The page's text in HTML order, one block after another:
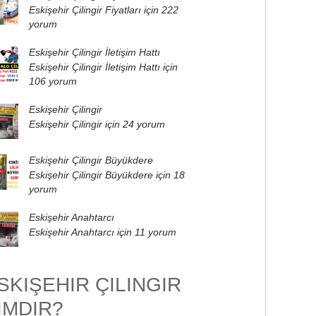
Eskişehir Çilingir Fiyatları için 222
yorum
Eskişehir Çilingir İletişim Hattı
Eskişehir Çilingir İletişim Hattı için
106 yorum
Eskişehir Çilingir
Eskişehir Çilingir için 24 yorum
Eskişehir Çilingir Büyükdere
Eskişehir Çilingir Büyükdere için 18
yorum
Eskişehir Anahtarcı
Eskişehir Anahtarcı için 11 yorum
ÇILINGIR